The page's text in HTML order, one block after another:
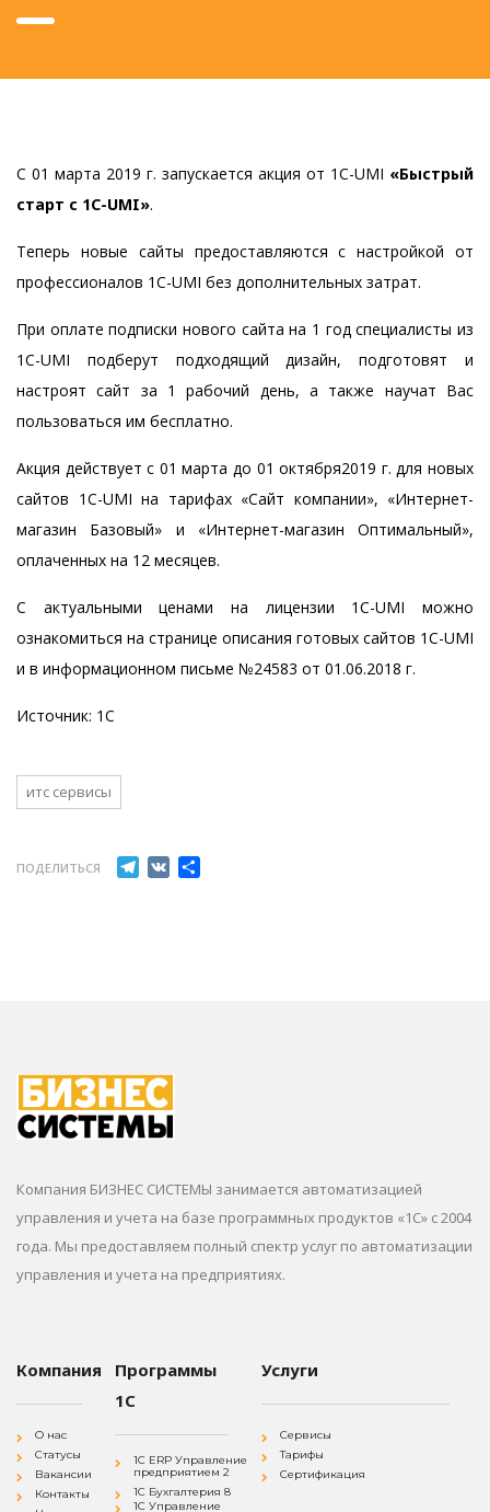
С 01 марта 2019 г. запускается акция от 1С-UMI «Быстрый
старт с 1C-UMI».
Теперь новые сайты предоставляются с настройкой от
профессионалов 1С-UMI без дополнительных затрат.
При оплате подписки нового сайта на 1 год специалисты из
1C-UMI подберут подходящий дизайн, подготовят и
настроят сайт за 1 рабочий день, а также научат Вас
пользоваться им бесплатно.
Акция действует с 01 марта до 01 октября2019 г. для новых
сайтов 1С-UMI на тарифах «Сайт компании», «Интернет-
магазин Базовый» и «Интернет-магазин Оптимальный»,
оплаченных на 12 месяцев.
С актуальными ценами на лицензии 1С-UMI можно
ознакомиться на странице описания готовых сайтов 1С-UMI
и в информационном письме №24583 от 01.06.2018 г.
Источник: 1С
итс сервисы
ПОДЕЛИТЬСЯ Telegram
VK
Компания БИЗНЕС СИСТЕМЫ занимается автоматизацией
управления и учета на базе программных продуктов «1С» с 2004
года. Мы предоставляем полный спектр услуг по автоматизации
управления и учета на предприятиях.
Компания
О нас
Статусы
Вакансии
Контакты
Программы
1С
1С ERP Управление
предприятием 2
1С Бухгалтерия 8
1С Управление
Услуги
Сервисы
Тарифы
Сертификация